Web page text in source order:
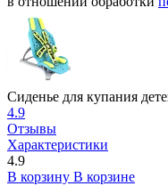
Сиденье для купания
4.9
Отзывы
Характеристики
4.9
В корзину В корзине